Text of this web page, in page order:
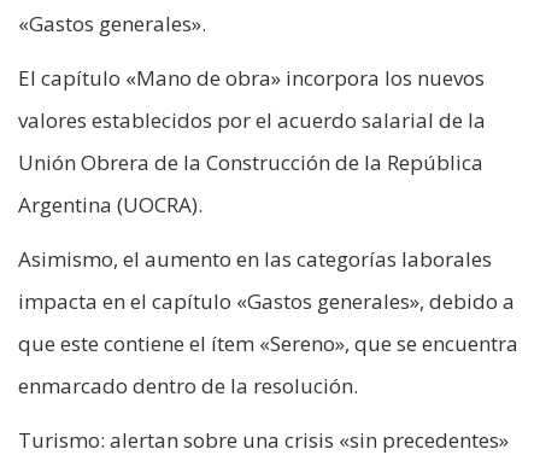
«Gastos generales».
El capítulo «Mano de obra» incorpora los nuevos
valores establecidos por el acuerdo salarial de la
Unión Obrera de la Construcción de la República
Argentina (UOCRA).
Asimismo, el aumento en las categorías laborales
impacta en el capítulo «Gastos generales», debido a
que este contiene el ítem «Sereno», que se encuentra
enmarcado dentro de la resolución.
Turismo: alertan sobre una crisis «sin precedentes»